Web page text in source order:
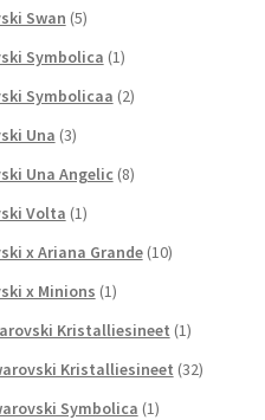
Swan (5)
Symbolica (1)
Symbolicaa (2)
Una (3)
Una Angelic (8)
Volta (1)
x Ariana Grande (10)
x Minions (1)
Kristalliesineet (1)
Kristalliesineet (32)
Symbolica (1)